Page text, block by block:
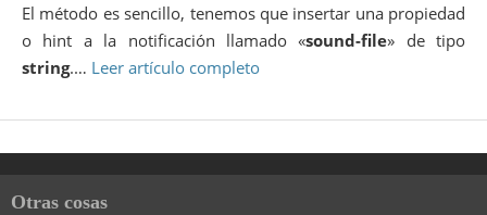
El método es sencillo, tenemos que insertar una propiedad
o hint a la notificación llamado «sound-file» de tipo
string.… Leer artículo completo
Otras cosas